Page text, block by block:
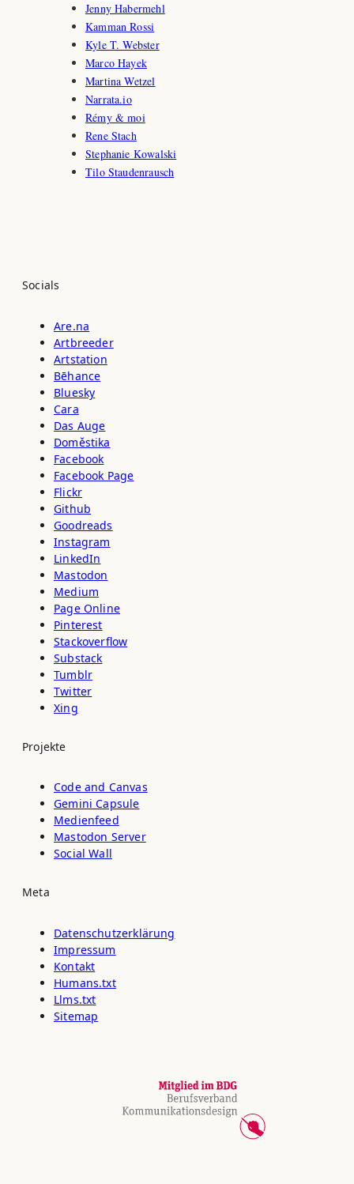
Jenny Habermehl
Kamman Rossi
Kyle T. Webster
Marco Hayek
Martina Wetzel
Narrata.io
Rémy & moi
Rene Stach
Stephanie Kowalski
Tilo Staudenrausch
Socials
Are.na
Artbreeder
Artstation
Bēhance
Bluesky
Cara
Das Auge
Doměstika
Facebook
Facebook Page
Flickr
Github
Goodreads
Instagram
LinkedIn
Mastodon
Medium
Page Online
Pinterest
Stackoverflow
Substack
Tumblr
Twitter
Xing
Projekte
Code and Canvas
Gemini Capsule
Medienfeed
Mastodon Server
Social Wall
Meta
Datenschutz­erklärung
Impressum
Kontakt
Humans.txt
Llms.txt
Sitemap